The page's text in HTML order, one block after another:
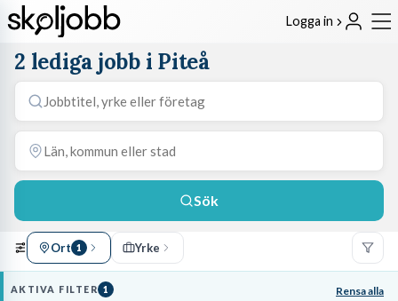
Logga in
2 lediga jobb i Piteå
Sök
Ort 1 Yrke
AKTIVA FILTER 1 Rensa alla